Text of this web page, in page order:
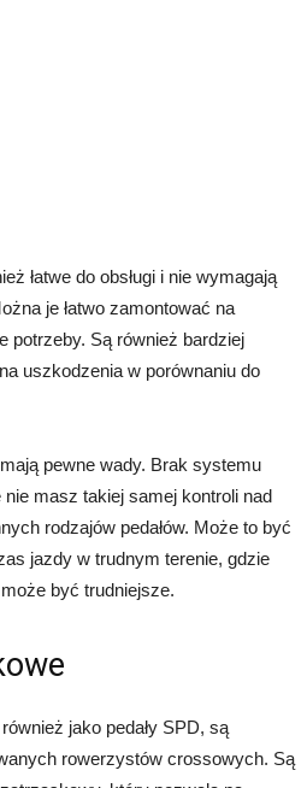
łatwe do obsługi i nie wymagają
je łatwo zamontować na
potrzeby. Są również bardziej
uszkodzenia w porównaniu do
pewne wady. Brak systemu
masz takiej samej kontroli nad
rodzajów pedałów. Może to być
jazdy w trudnym terenie, gdzie
być trudniejsze.
jako pedały SPD, są
rowerzystów crossowych. Są